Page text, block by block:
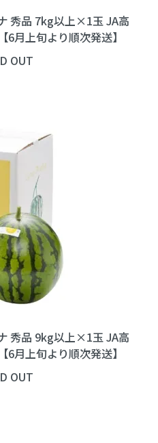
秀品 7kg以上×1玉 JA高
月上旬より順次発送】
OUT
秀品 9kg以上×1玉 JA高
月上旬より順次発送】
OUT